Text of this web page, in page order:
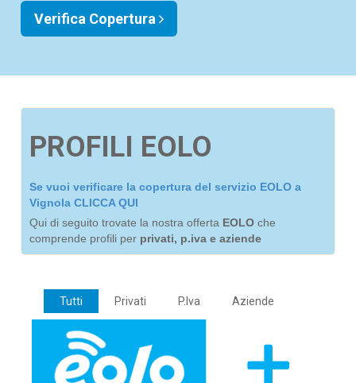
Verifica Copertura
PROFILI EOLO
Se vuoi verificare la copertura del servizio EOLO a
Vignola CLICCA QUI
Qui di seguito trovate la nostra offerta EOLO che
comprende profili per privati, p.iva e aziende
Tutti Privati P.Iva Aziende